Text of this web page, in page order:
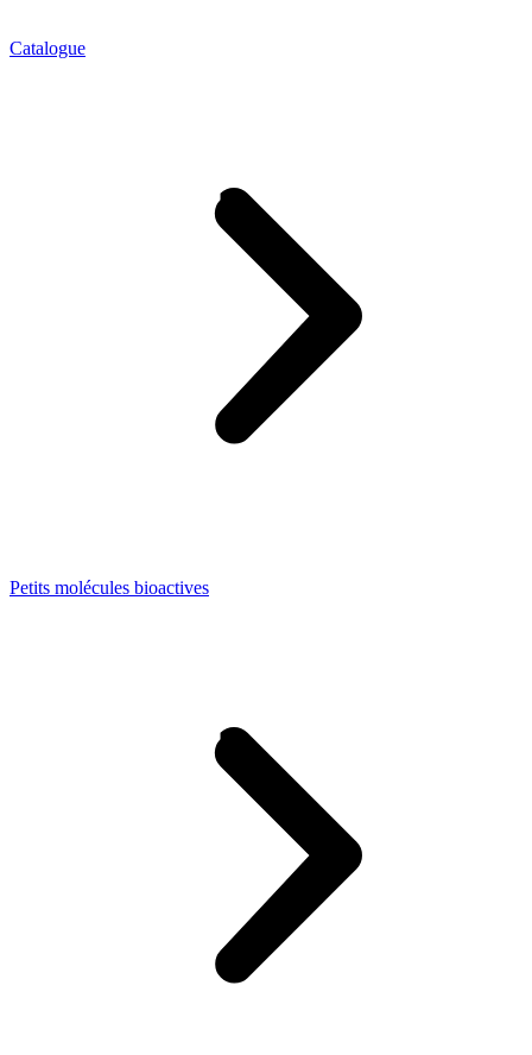
Catalogue
Petits molécules bioactives